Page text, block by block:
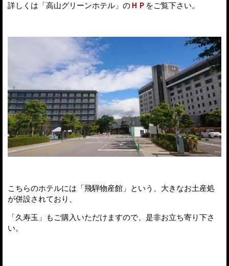
詳しくは「高山グリーンホテル」のＨＰ をご覧下さい。
こちらのホテルには「飛騨物産館」という、大きなお土産処
が併設されており、
「久寿玉」もご購入いただけますので、是非お立ち寄り下さ
い。